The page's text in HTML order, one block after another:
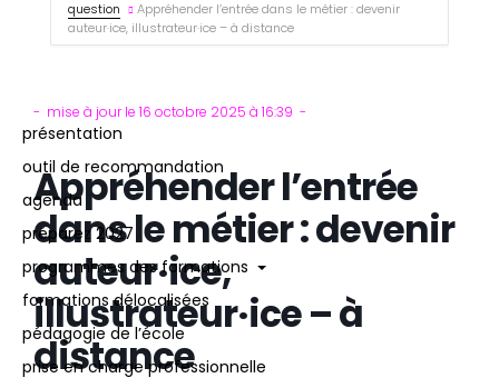
présentation
outil de recommandation
agenda
préparez 2027
programmes des formations
formations délocalisées
pédagogie de l’école
prise en charge professionnelle
question
Appréhender l’entrée dans le métier : devenir
auteur·ice, illustrateur·ice – à distance
mise à jour le 16 octobre 2025 à 16:39
Appréhender l’entrée
dans le métier : devenir
auteur·ice,
illustrateur·ice – à
distance